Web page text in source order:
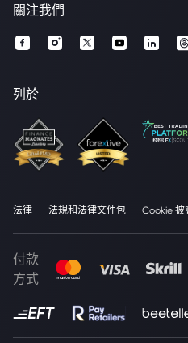
關注我們
列於
法律 法規和法律文件包 Cookie 披
付款
方式